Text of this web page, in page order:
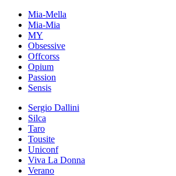
Mia-Mella
Mia-Mia
MY
Obsessive
Offcorss
Opium
Passion
Sensis
Sergio Dallini
Silca
Taro
Tousite
Uniconf
Viva La Donna
Verano